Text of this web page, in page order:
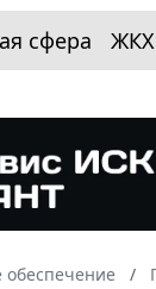
сфера ЖКХ